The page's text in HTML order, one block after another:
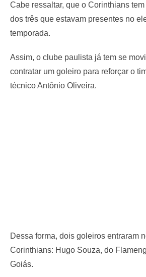
Cabe ressaltar, que o Corinthians
dos três que estavam presentes no
temporada.
Assim, o clube paulista já tem se
contratar um goleiro para reforçar o
técnico Antônio Oliveira.
Dessa forma, dois goleiros entraram
Corinthians: Hugo Souza, do
Goiás.